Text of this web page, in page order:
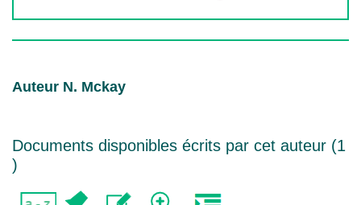
Auteur N. Mckay
Documents disponibles écrits par cet auteur (1
)